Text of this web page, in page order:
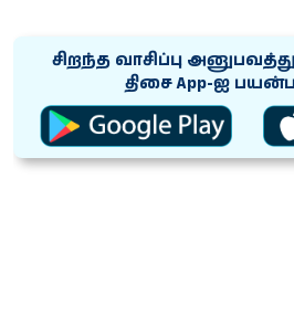
சிறந்த வாசிப்பு
திசை App-ஐ